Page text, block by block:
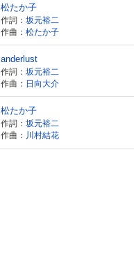
松たか子
作詞： 坂元裕二
作曲： 松たか子
anderlust
作詞： 坂元裕二
作曲： 日向大介
松たか子
作詞： 坂元裕二
作曲： 川村結花